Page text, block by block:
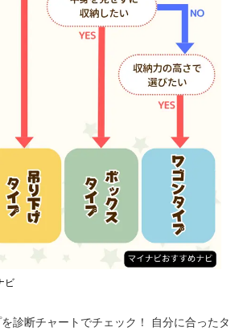
ビ
診断チャートでチェック！ 自分に合ったタ